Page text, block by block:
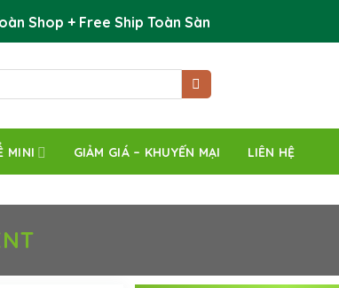
Shop + Free Ship Toàn Sàn
MINI GIẢM GIÁ – KHUYẾN MẠI LIÊN HỆ